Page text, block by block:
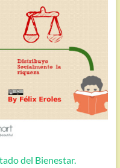
del Bienestar.